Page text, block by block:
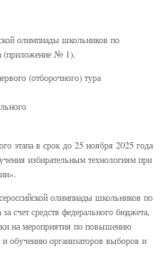
олимпиады школьников по
(приложение № 1).
(отборочного) тура
этапа в срок до 25 ноября 2025 года
избирательным технологиям при
олимпиады школьников по
счет средств федерального бюджета,
на мероприятия по повышению
и обучению организаторов выборов и